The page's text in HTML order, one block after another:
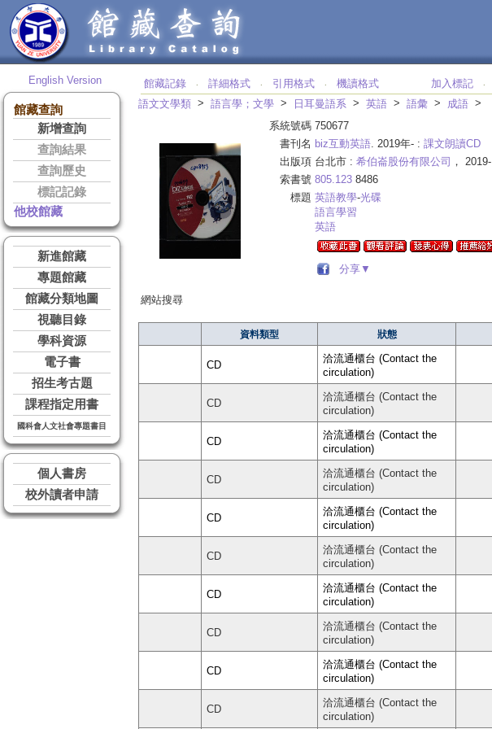
English Version
館藏查詢
新增查詢
查詢結果
查詢歷史
標記記錄
他校館藏
新進館藏
專題館藏
館藏分類地圖
視聽目錄
學科資源
電子書
招生考古題
課程指定用書
國科會人文社會專題書目
個人書房
校外讀者申請
館藏記錄 ‧ 詳細格式 ‧ 引用格式 ‧ 機讀格式 加入標記 ‧
語文文學類 > 語言學；文學 > 日耳曼語系 > 英語 > 語彙 > 成語 >
系統號碼 750677
書刊名 biz互動英語. 2019年- : 課文朗讀CD
出版項 台北市 : 希伯崙股份有限公司 ， 2019-
索書號 805.123 8486
標題 英語教學-光碟
語言學習
英語
分享▼
網站搜尋
資料類型 狀態
CD
洽流通櫃台 (Contact the
circulation)
CD
洽流通櫃台 (Contact the
circulation)
CD
洽流通櫃台 (Contact the
circulation)
CD
洽流通櫃台 (Contact the
circulation)
CD
洽流通櫃台 (Contact the
circulation)
CD
洽流通櫃台 (Contact the
circulation)
CD
洽流通櫃台 (Contact the
circulation)
CD
洽流通櫃台 (Contact the
circulation)
CD
洽流通櫃台 (Contact the
circulation)
CD
洽流通櫃台 (Contact the
circulation)